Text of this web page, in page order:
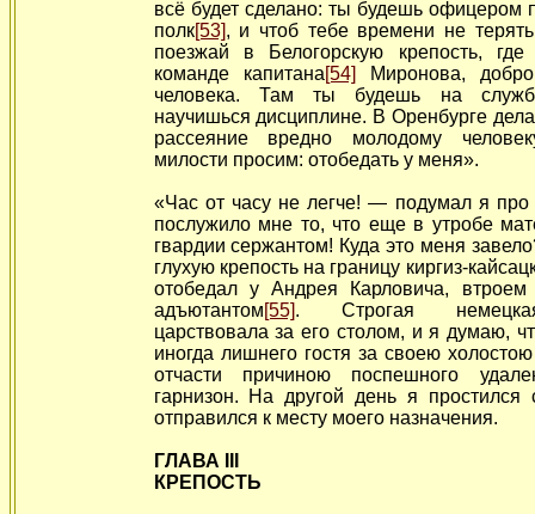
всё будет сделано: ты будешь офицером
полк[53], и чтоб тебе времени не
поезжай в Белогорскую крепость,
команде капитана[54] Миронова,
человека. Там ты будешь на
научишься дисциплине. В Оренбурге
рассеяние вредно молодому
милости просим: отобедать у меня».
«Час от часу не легче! — подумал я
послужило мне то, что еще в утробе
гвардии сержантом! Куда это меня
глухую крепость на границу киргиз-
отобедал у Андрея Карловича,
адъютантом[55]. Строгая
царствовала за его столом, и я думаю,
иногда лишнего гостя за своею
отчасти причиною поспешного
гарнизон. На другой день я простился
отправился к месту моего назначения.
ГЛАВА III
КРЕПОСТЬ